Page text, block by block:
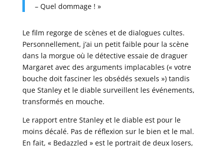
– Quel dommage ! »
Le film regorge de scènes et de dialogues cultes.
Personnellement, j’ai un petit faible pour la scène
dans la morgue où le détective essaie de draguer
Margaret avec des arguments implacables (« votre
bouche doit fasciner les obsédés sexuels ») tandis
que Stanley et le diable surveillent les événements,
transformés en mouche.
Le rapport entre Stanley et le diable est pour le
moins décalé. Pas de réflexion sur le bien et le mal.
En fait, « Bedazzled » est le portrait de deux losers,